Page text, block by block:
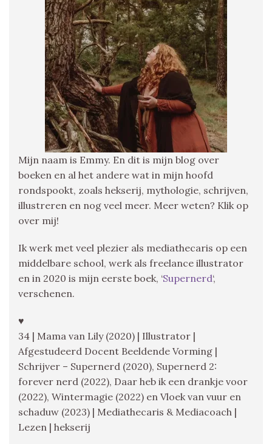
Mijn naam is Emmy. En dit is mijn blog over
boeken en al het andere wat in mijn hoofd
rondspookt, zoals hekserij, mythologie, schrijven,
illustreren en nog veel meer. Meer weten? Klik op
over mij!
Ik werk met veel plezier als mediathecaris op een
middelbare school, werk als freelance illustrator
en in 2020 is mijn eerste boek, ‘Supernerd‘,
verschenen.
♥
34 | Mama van Lily (2020) | Illustrator |
Afgestudeerd Docent Beeldende Vorming |
Schrijver – Supernerd (2020), Supernerd 2:
forever nerd (2022), Daar heb ik een drankje voor
(2022), Wintermagie (2022) en Vloek van vuur en
schaduw (2023) | Mediathecaris & Mediacoach |
Lezen | hekserij